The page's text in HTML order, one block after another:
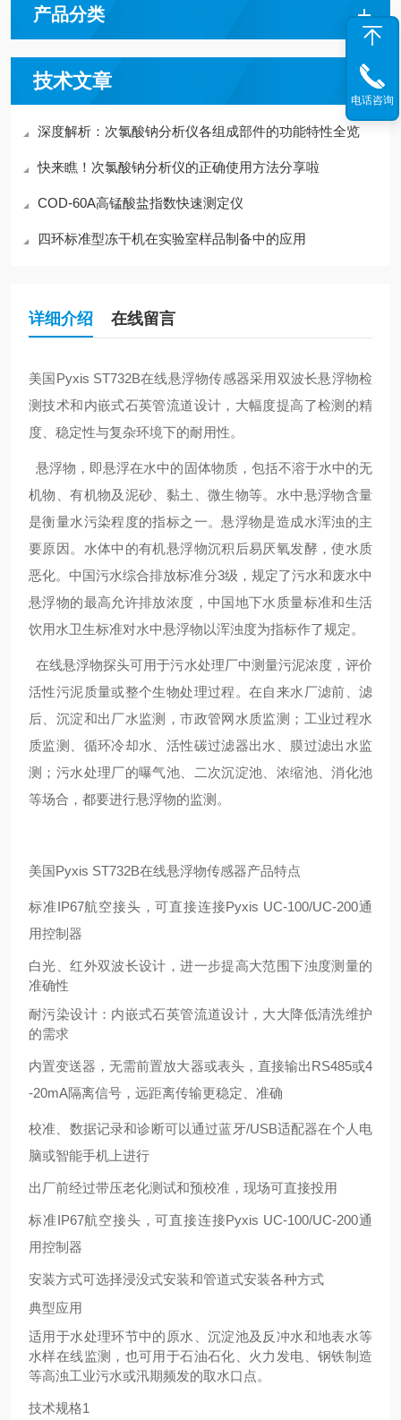
产品分类
技术文章
深度解析：次氯酸钠分析仪各组成部件的功能特性全览
快来瞧！次氯酸钠分析仪的正确使用方法分享啦
COD-60A高锰酸盐指数快速测定仪
四环标准型冻干机在实验室样品制备中的应用
详细介绍 在线留言
美国Pyxis ST732B在线悬浮物传感器采用双波长悬浮物检
测技术和内嵌式石英管流道设计，大幅度提高了检测的精
度、稳定性与复杂环境下的耐用性。
悬浮物，即悬浮在水中的固体物质，包括不溶于水中的无
机物、有机物及泥砂、黏土、微生物等。水中悬浮物含量
是衡量水污染程度的指标之一。悬浮物是造成水浑浊的主
要原因。水体中的有机悬浮物沉积后易厌氧发酵，使水质
恶化。中国污水综合排放标准分3级，规定了污水和废水中
悬浮物的最高允许排放浓度，中国地下水质量标准和生活
饮用水卫生标准对水中悬浮物以浑浊度为指标作了规定。
在线悬浮物探头可用于污水处理厂中测量污泥浓度，评价
活性污泥质量或整个生物处理过程。在自来水厂滤前、滤
后、沉淀和出厂水监测，市政管网水质监测；工业过程水
质监测、循环冷却水、活性碳过滤器出水、膜过滤出水监
测；污水处理厂的曝气池、二次沉淀池、浓缩池、消化池
等场合，都要进行悬浮物的监测。
美国Pyxis ST732B在线悬浮物传感器产品特点
标准IP67航空接头，可直接连接Pyxis UC-100/UC-200通
用控制器
白光、红外双波长设计，进一步提高大范围下浊度测量的
准确性
耐污染设计：内嵌式石英管流道设计，大大降低清洗维护
的需求
内置变送器，无需前置放大器或表头，直接输出RS485或4
-20mA隔离信号，远距离传输更稳定、准确
校准、数据记录和诊断可以通过蓝牙/USB适配器在个人电
脑或智能手机上进行
出厂前经过带压老化测试和预校准，现场可直接投用
标准IP67航空接头，可直接连接Pyxis UC-100/UC-200通
用控制器
安装方式可选择浸没式安装和管道式安装各种方式
典型应用
适用于水处理环节中的原水、沉淀池及反冲水和地表水等
水样在线监测，也可用于石油石化、火力发电、钢铁制造
等高浊工业污水或汛期频发的取水口点。
技术规格1
电话咨询